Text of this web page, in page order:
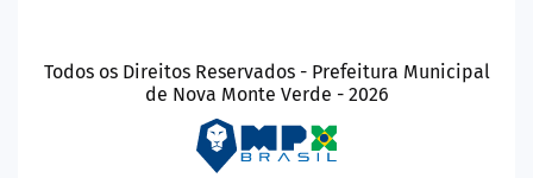
Todos os Direitos Reservados - Prefeitura Municipal
de Nova Monte Verde - 2026